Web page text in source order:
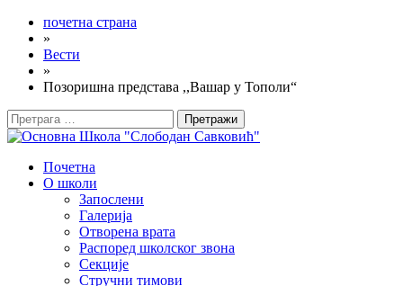
почетна страна
»
Вести
»
Позоришна представа ,,Вашар у Тополи“
Претрага
за:
Почетна
О школи
Запослени
Галерија
Отворена врата
Распоред школског звона
Секције
Стручни тимови